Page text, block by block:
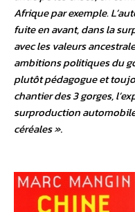
Afrique par exemple.
fuite en avant, dans la
avec les valeurs
ambitions politiques du
plutôt pédagogue et
chantier des 3 gorges,
surproduction
céréales ».